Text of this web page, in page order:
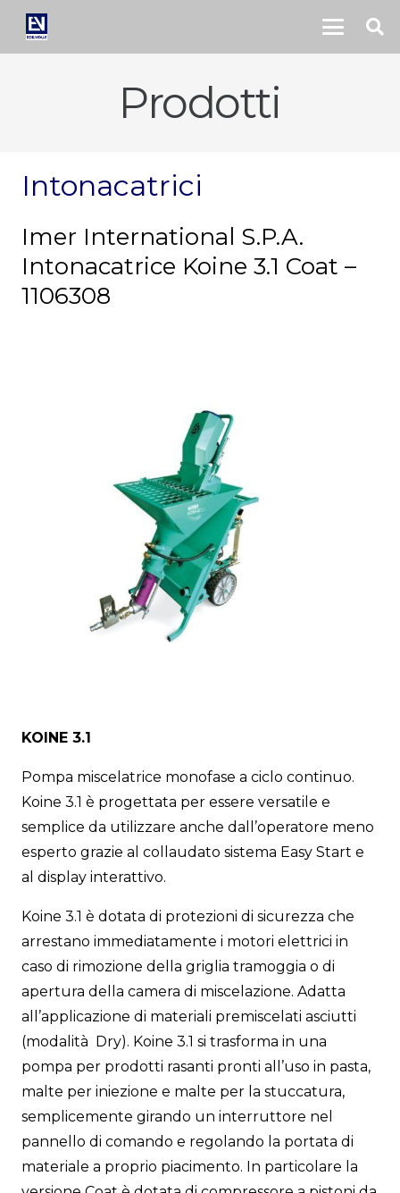
Prodotti
Intonacatrici
Imer International S.P.A.
Intonacatrice Koine 3.1 Coat –
1106308
KOINE 3.1
Pompa miscelatrice monofase a ciclo continuo.
Koine 3.1 è progettata per essere versatile e
semplice da utilizzare anche dall’operatore meno
esperto grazie al collaudato sistema Easy Start e
al display interattivo.
Koine 3.1 è dotata di protezioni di sicurezza che
arrestano immediatamente i motori elettrici in
caso di rimozione della griglia tramoggia o di
apertura della camera di miscelazione. Adatta
all’applicazione di materiali premiscelati asciutti
(modalità Dry). Koine 3.1 si trasforma in una
pompa per prodotti rasanti pronti all’uso in pasta,
malte per iniezione e malte per la stuccatura,
semplicemente girando un interruttore nel
pannello di comando e regolando la portata di
materiale a proprio piacimento. In particolare la